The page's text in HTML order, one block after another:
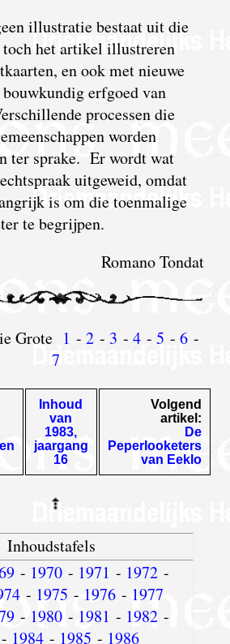
illustratie bestaat uit die
het artikel illustreren
en ook met nieuwe
erfgoed van
processen die
worden
ter sprake. Er wordt wat
uitgeweid, omdat
is om die toenmalige
te begrijpen.
Romano Tondat
Grote 1 - 2- 3 - 4- 5 - 6-
7
Inhoud
van
1983,
jaargang
16
Volgend
artikel:
De
Peperlooketers
van Eeklo
Inhoudstafels
- 1970- 1971 - 1972-
- 1975 - 1976- 1977
- 1980- 1981 - 1982-
- 1984 - 1985 - 1986